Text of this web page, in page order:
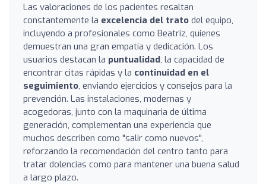
Las valoraciones de los pacientes resaltan
constantemente la excelencia del trato del equipo,
incluyendo a profesionales como Beatriz, quienes
demuestran una gran empatía y dedicación. Los
usuarios destacan la puntualidad, la capacidad de
encontrar citas rápidas y la continuidad en el
seguimiento, enviando ejercicios y consejos para la
prevención. Las instalaciones, modernas y
acogedoras, junto con la maquinaria de última
generación, complementan una experiencia que
muchos describen como "salir como nuevos",
reforzando la recomendación del centro tanto para
tratar dolencias como para mantener una buena salud
a largo plazo.